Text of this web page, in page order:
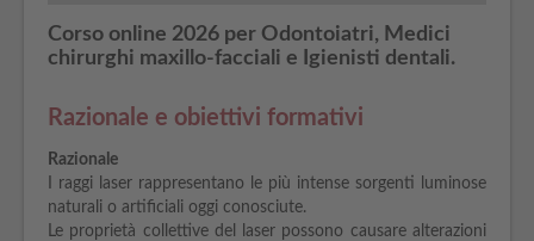
Corso online 2026 per Odontoiatri, Medici
chirurghi maxillo-facciali e Igienisti dentali.
Razionale e obiettivi formativi
Razionale
I raggi laser rappresentano le più intense sorgenti luminose
naturali o artificiali oggi conosciute.
Le proprietà collettive del laser possono causare alterazioni